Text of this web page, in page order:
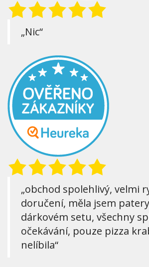
„Nic“
„obchod spolehlivý, velmi
doručení, měla jsem
dárkovém setu, všechny
očekávání, pouze pizza
nelíbila“